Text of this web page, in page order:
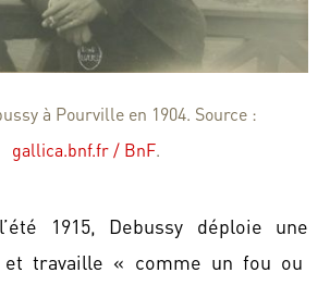
à Pourville en 1904. Source :
gallica.bnf.fr / BnF.
1915, Debussy déploie une
et travaille « comme un fou ou